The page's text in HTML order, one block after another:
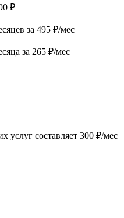
₽
за 495 ₽/мес
за 265 ₽/мес
услуг составляет 300 ₽/мес